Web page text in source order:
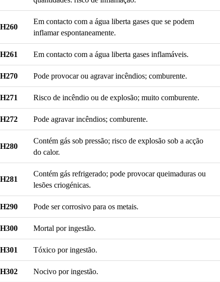
H260
Em contacto com a água liberta gases que se podem
inflamar espontaneamente.
H261 Em contacto com a água liberta gases inflamáveis.
H270 Pode provocar ou agravar incêndios; comburente.
H271 Risco de incêndio ou de explosão; muito comburente.
H272 Pode agravar incêndios; comburente.
H280
Contém gás sob pressão; risco de explosão sob a acção
do calor.
H281
Contém gás refrigerado; pode provocar queimaduras ou
lesões criogénicas.
H290 Pode ser corrosivo para os metais.
H300 Mortal por ingestão.
H301 Tóxico por ingestão.
H302 Nocivo por ingestão.